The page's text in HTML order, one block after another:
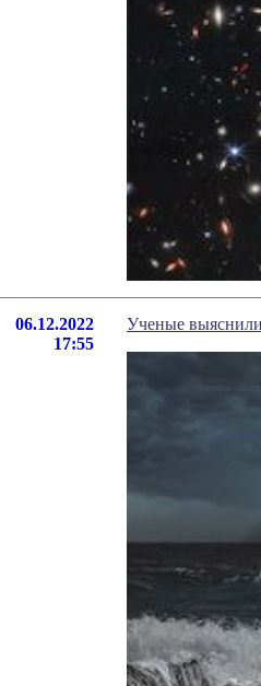
06.12.2022
17:55
Ученые